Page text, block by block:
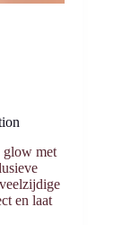
glow met
en laat